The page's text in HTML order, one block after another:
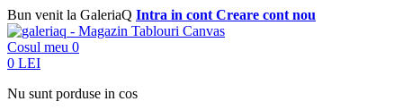
Bun venit la GaleriaQ Intra in cont Creare cont nou
Cosul meu 0
0 LEI
Nu sunt porduse in cos